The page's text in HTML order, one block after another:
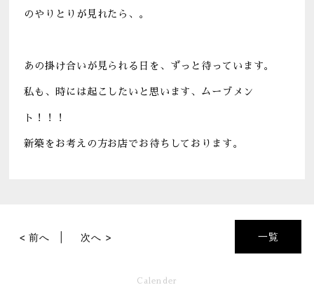
Calender
のやりとりが見れたら、。
あの掛け合いが見られる日を、ずっと待っています。
私も、時には起こしたいと思います、ムーブメン
ト！！！
新築をお考えの方お店でお待ちしております。
一覧
< 前へ 次へ >